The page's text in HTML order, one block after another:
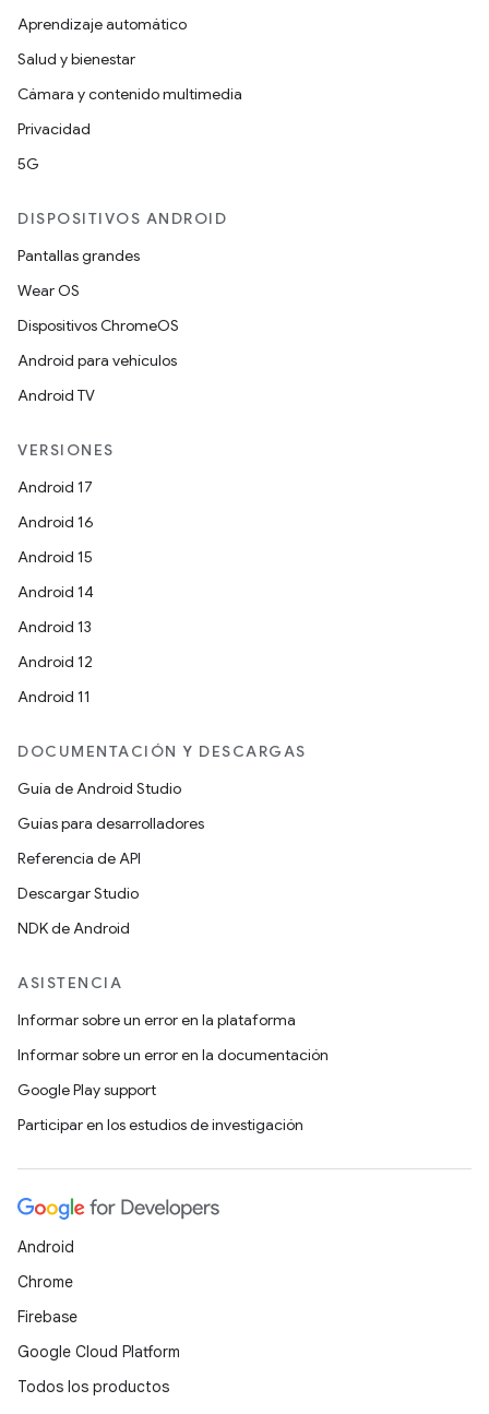
Aprendizaje automático
Salud y bienestar
Cámara y contenido multimedia
Privacidad
5G
DISPOSITIVOS ANDROID
Pantallas grandes
Wear OS
Dispositivos ChromeOS
Android para vehículos
Android TV
VERSIONES
Android 17
Android 16
Android 15
Android 14
Android 13
Android 12
Android 11
DOCUMENTACIÓN Y DESCARGAS
Guía de Android Studio
Guías para desarrolladores
Referencia de API
Descargar Studio
NDK de Android
ASISTENCIA
Informar sobre un error en la plataforma
Informar sobre un error en la documentación
Google Play support
Participar en los estudios de investigación
Android
Chrome
Firebase
Google Cloud Platform
Todos los productos